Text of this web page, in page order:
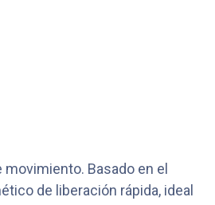
Basado en el
de liberación rápida, ideal